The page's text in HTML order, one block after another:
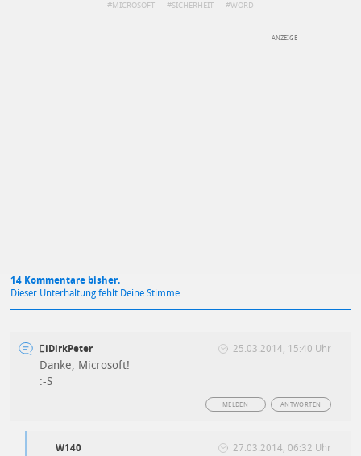
MICROSOFT SICHERHEIT WORD
14 Kommentare bisher.
Dieser Unterhaltung fehlt Deine Stimme.
iDirkPeter 25.03.2014, 15:40 Uhr
Danke, Microsoft!
:-S
ANTWORTEN
MELDEN
W140 27.03.2014, 06:32 Uhr